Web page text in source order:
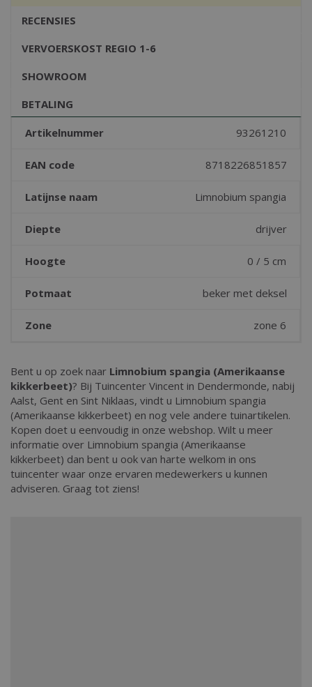
RECENSIES
VERVOERSKOST REGIO 1-6
SHOWROOM
BETALING
Artikelnummer 93261210
EAN code 8718226851857
Latijnse naam Limnobium spangia
Diepte drijver
Hoogte 0 / 5 cm
Potmaat beker met deksel
Zone zone 6
Bent u op zoek naar Limnobium spangia (Amerikaanse
kikkerbeet)? Bij Tuincenter Vincent in Dendermonde, nabij
Aalst, Gent en Sint Niklaas, vindt u Limnobium spangia
(Amerikaanse kikkerbeet) en nog vele andere tuinartikelen.
Kopen doet u eenvoudig in onze webshop. Wilt u meer
informatie over Limnobium spangia (Amerikaanse
kikkerbeet) dan bent u ook van harte welkom in ons
tuincenter waar onze ervaren medewerkers u kunnen
adviseren. Graag tot ziens!